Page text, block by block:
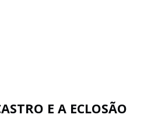
E A ECLOSÃO